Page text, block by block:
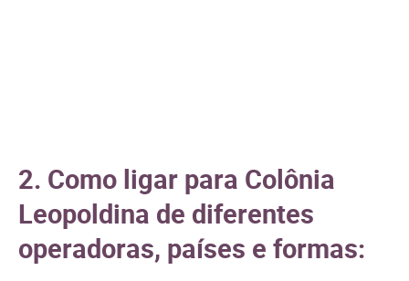
2. Como ligar para Colônia
Leopoldina de diferentes
operadoras, países e formas: